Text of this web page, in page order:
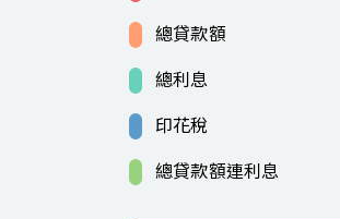
總貸款額
總利息
印花稅
總貸款額連利息